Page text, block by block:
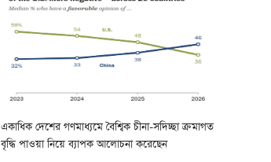
একাধিক দেশের গণমাধ্যমে বৈশ্বিক চীনা-সদিচ্ছা ক্রমাগত
বৃদ্ধি পাওয়া নিয়ে ব্যাপক আলোচনা করেছেন